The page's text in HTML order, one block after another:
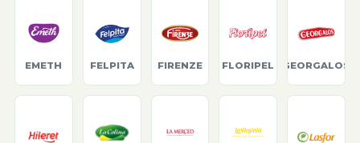
EMETH FELPITA FIRENZE FLORIPEL GEORGALOS